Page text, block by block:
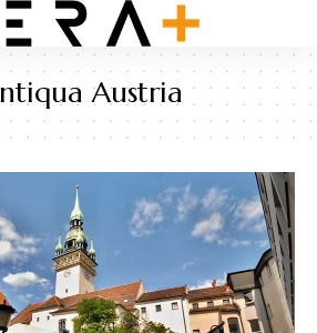
Austria